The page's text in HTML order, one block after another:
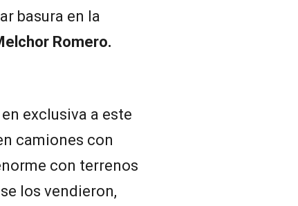
basura en la
Romero.
exclusiva a este
camiones con
con terrenos
los vendieron,